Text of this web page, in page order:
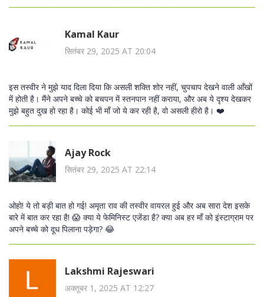
Kamal Kaur
सितंबर 29, 2025 AT 20:04
इस तस्वीर ने मुझे याद दिला दिया कि असली शक्ति शोर नहीं, चुपचाप देखने वाली आँखों
में होती है। मैंने अपने बच्चे को बचपन में स्तनपान नहीं कराया, और अब ये दृश्य देखकर
मुझे बहुत दुख हो रहा है। कोई भी माँ जो ये कर रही है, वो असली हीरो है। ❤️
Ajay Rock
सितंबर 29, 2025 AT 22:14
ओहो! ये तो बड़ी बात हो गई! अमृता राव की तस्वीर वायरल हुई और अब सारा देश इसके
बारे में बात कर रहा है! 😱 क्या ये फेमिनिस्ट एजेंडा है? क्या अब हर माँ को इंस्टाग्राम पर
अपने बच्चे को दूध पिलाना पड़ेगा? 😂
Lakshmi Rajeswari
अक्तूबर 1, 2025 AT 12:27